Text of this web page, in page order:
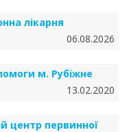
лікарня
06.08.2026
м. Рубіжне
13.02.2020
центр первинної